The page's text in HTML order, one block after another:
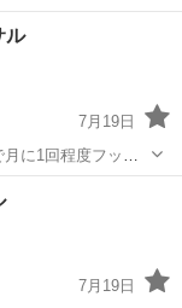
ル
7月19日
に1回程度フット
わせて楽しくやっ
やしてもっと楽し
7月19日